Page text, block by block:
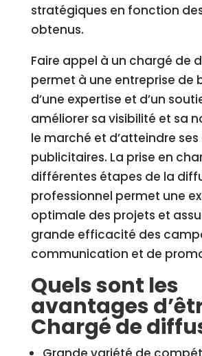
stratégiques en fonction
obtenus.
Faire appel à un chargé de
permet à une entreprise de
d’une expertise et d’un
améliorer sa visibilité et sa
le marché et d’atteindre
publicitaires. La prise en
différentes étapes de la
professionnel permet une
optimale des projets et
grande efficacité des
communication et de
Quels sont les
avantages
Chargé de